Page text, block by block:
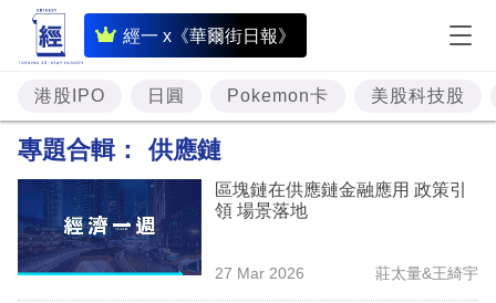
經一 x《華爾街日報》
即
時
財
經
題
投
資
港股IPO 日圓 Pokemon卡 美股科技股
專題合輯： 供應鏈
區塊鏈在供應鏈金融應用 政策引
領 場景落地
27 Mar 2026 莊太量&王綺宇